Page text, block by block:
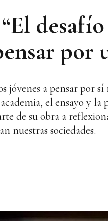
por
jóvenes a pensar por sí
el ensayo y
de su obra a
nuestras sociedades.